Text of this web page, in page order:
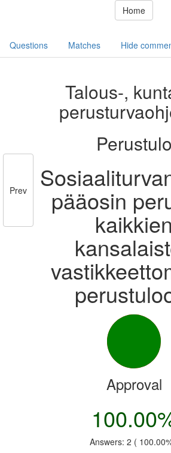
Home
Questions Matches Hide
Prev
Talous-,
Perustulo
pääosin
kaikkien
Approval
Answers: 2 (